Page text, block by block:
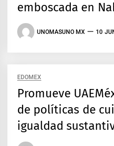
emboscada en
UNOMASUNO MX 10
EDOMEX
Promueve
de políticas de
igualdad